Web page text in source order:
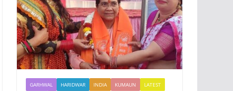
GARHWAL HARIDWAR INDIA KUMAUN
LATEST